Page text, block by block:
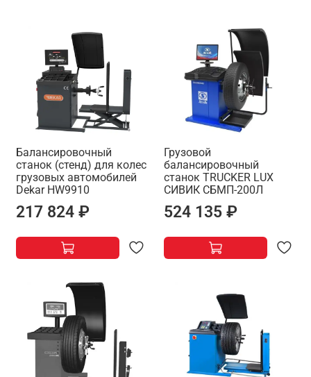
Балансировочный
станок (стенд) для колес
грузовых автомобилей
Dekar HW9910
217 824 ₽
Грузовой
балансировочный
станок TRUCKER LUX
СИВИК СБМП-200Л
524 135 ₽